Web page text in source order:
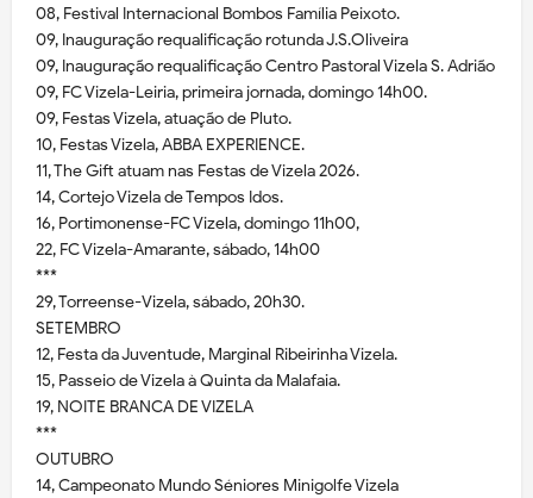
08, Festival Internacional Bombos Família Peixoto.
09, Inauguração requalificação rotunda J.S.Oliveira
09, Inauguração requalificação Centro Pastoral Vizela S. Adrião
09, FC Vizela-Leiria, primeira jornada, domingo 14h00.
09, Festas Vizela, atuação de Pluto.
10, Festas Vizela, ABBA EXPERIENCE.
11, The Gift atuam nas Festas de Vizela 2026.
14, Cortejo Vizela de Tempos Idos.
16, Portimonense-FC Vizela, domingo 11h00,
22, FC Vizela-Amarante, sábado, 14h00
***
29, Torreense-Vizela, sábado, 20h30.
SETEMBRO
12, Festa da Juventude, Marginal Ribeirinha Vizela.
15, Passeio de Vizela à Quinta da Malafaia.
19, NOITE BRANCA DE VIZELA
***
OUTUBRO
14, Campeonato Mundo Séniores Minigolfe Vizela